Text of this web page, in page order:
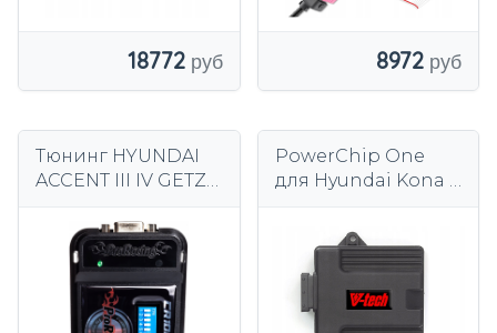
18772 8972
Тюнинг HYUNDAI
ACCENT III IV GETZ
PowerChip One
для Hyundai Kona I
177 км 130 кВт